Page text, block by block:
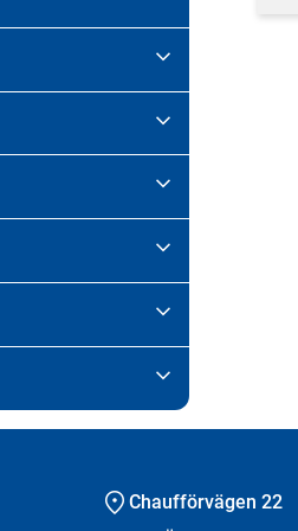
Chaufförvägen 22